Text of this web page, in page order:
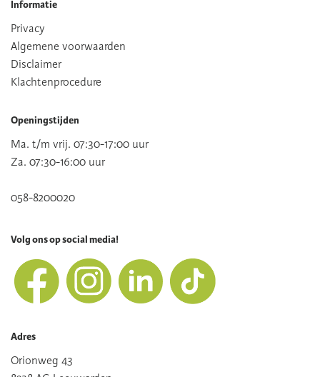
Informatie
Privacy
Algemene voorwaarden
Disclaimer
Klachtenprocedure
Openingstijden
Ma. t/m vrij. 07:30-17:00 uur
Za. 07:30-16:00 uur
058-8200020
Volg ons op social media!
Adres
Orionweg 43